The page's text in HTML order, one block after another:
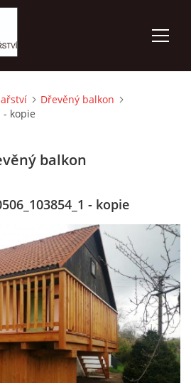
Petruželka
Studýnka 131
Dřevěný balkon
- kopie
balkon
- kopie